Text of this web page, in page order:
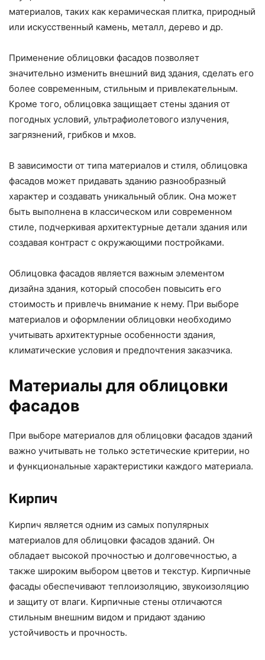
материалов, таких как керамическая плитка, природный
или искусственный камень, металл, дерево и др.
Применение облицовки фасадов позволяет
значительно изменить внешний вид здания, сделать его
более современным, стильным и привлекательным.
Кроме того, облицовка защищает стены здания от
погодных условий, ультрафиолетового излучения,
загрязнений, грибков и мхов.
В зависимости от типа материалов и стиля, облицовка
фасадов может придавать зданию разнообразный
характер и создавать уникальный облик. Она может
быть выполнена в классическом или современном
стиле, подчеркивая архитектурные детали здания или
создавая контраст с окружающими постройками.
Облицовка фасадов является важным элементом
дизайна здания, который способен повысить его
стоимость и привлечь внимание к нему. При выборе
материалов и оформлении облицовки необходимо
учитывать архитектурные особенности здания,
климатические условия и предпочтения заказчика.
Материалы для облицовки
фасадов
При выборе материалов для облицовки фасадов зданий
важно учитывать не только эстетические критерии, но
и функциональные характеристики каждого материала.
Кирпич
Кирпич является одним из самых популярных
материалов для облицовки фасадов зданий. Он
обладает высокой прочностью и долговечностью, а
также широким выбором цветов и текстур. Кирпичные
фасады обеспечивают теплоизоляцию, звукоизоляцию
и защиту от влаги. Кирпичные стены отличаются
стильным внешним видом и придают зданию
устойчивость и прочность.